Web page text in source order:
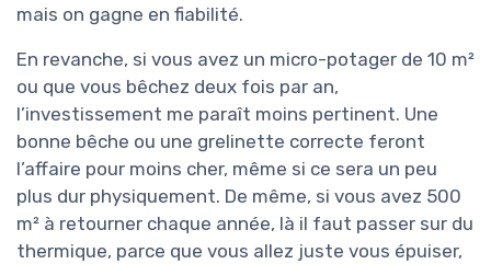
mais on gagne en fiabilité.
En revanche, si vous avez un micro-potager de 10 m²
ou que vous bêchez deux fois par an,
l’investissement me paraît moins pertinent. Une
bonne bêche ou une grelinette correcte feront
l’affaire pour moins cher, même si ce sera un peu
plus dur physiquement. De même, si vous avez 500
m² à retourner chaque année, là il faut passer sur du
thermique, parce que vous allez juste vous épuiser,